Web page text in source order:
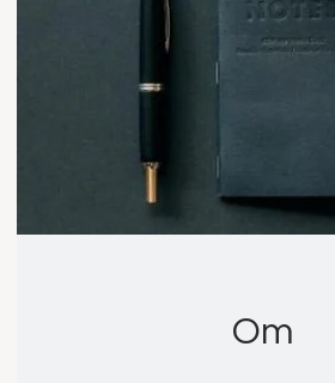
Om